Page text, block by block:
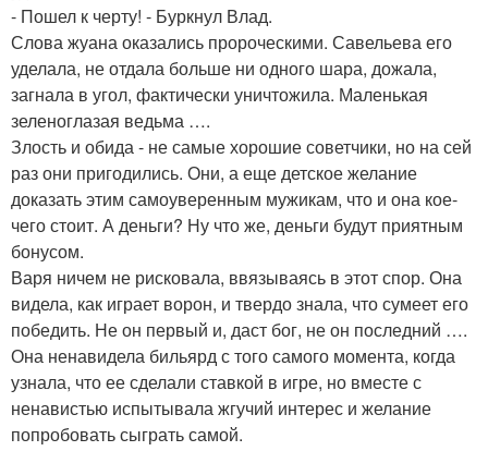
- Пошел к черту! - Буркнул Влад.
Слова жуана оказались пророческими. Савельева его
уделала, не отдала больше ни одного шара, дожала,
загнала в угол, фактически уничтожила. Маленькая
зеленоглазая ведьма ….
Злость и обида - не самые хорошие советчики, но на сей
раз они пригодились. Они, а еще детское желание
доказать этим самоуверенным мужикам, что и она кое-
чего стоит. А деньги? Ну что же, деньги будут приятным
бонусом.
Варя ничем не рисковала, ввязываясь в этот спор. Она
видела, как играет ворон, и твердо знала, что сумеет его
победить. Не он первый и, даст бог, не он последний ….
Она ненавидела бильярд с того самого момента, когда
узнала, что ее сделали ставкой в игре, но вместе с
ненавистью испытывала жгучий интерес и желание
попробовать сыграть самой.